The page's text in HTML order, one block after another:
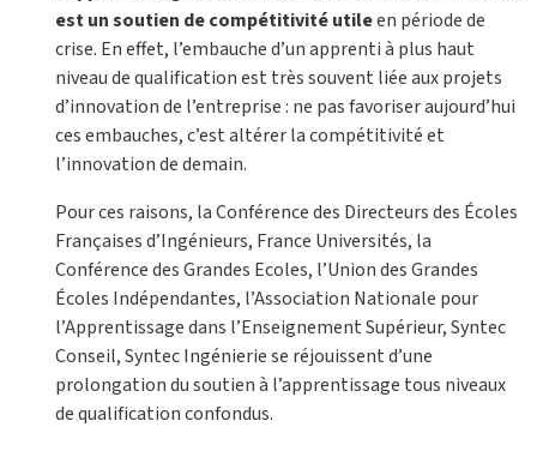
est un soutien de compétitivité utileen période de
crise. En effet, l’embauche d’un apprenti à plus haut
niveau de qualification est très souvent liée aux projets
d’innovation de l’entreprise : ne pas favoriser aujourd’hui
ces embauches, c’est altérer la compétitivité et
l’innovation de demain.
Pour ces raisons, la Conférence des Directeurs des Écoles
Françaises d’Ingénieurs, France Universités, la
Conférence des Grandes Ecoles, l’Union des Grandes
Écoles Indépendantes, l’Association Nationale pour
l’Apprentissage dans l’Enseignement Supérieur, Syntec
Conseil, Syntec Ingénierie se réjouissent d’une
prolongation du soutien à l’apprentissage tous niveaux
de qualification confondus.